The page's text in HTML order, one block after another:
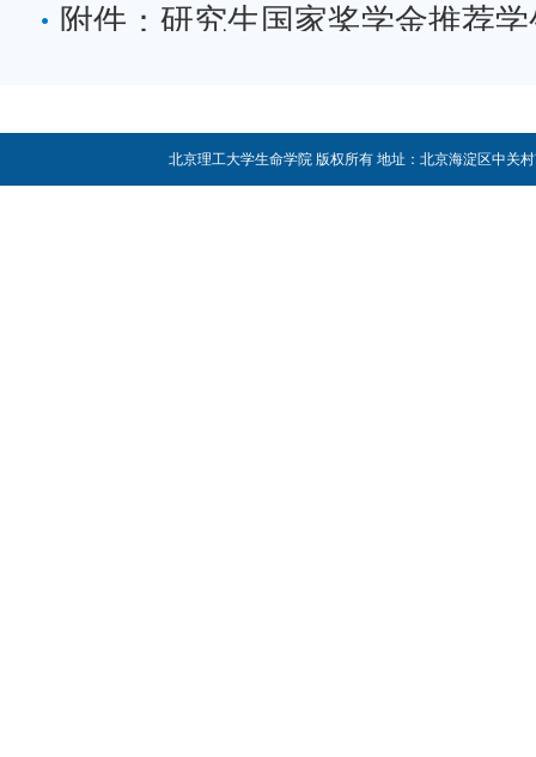
附件：研究生国家奖学金推荐
北京理工大学生命学院 版权所有 地址：北京海淀区中关